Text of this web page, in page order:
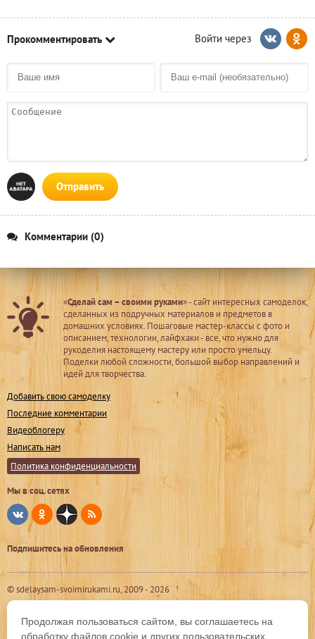
Прокомментировать
Отправить
Комментарии (0)
«Сделай сам – своими руками» - сайт интересных самоделок,
сделанных из подручных материалов и предметов в
домашних условиях. Пошаговые мастер-классы с фото и
описанием, технологии, лайфхаки - все, что нужно для
рукоделия настоящему мастеру или просто умельцу.
Поделки любой сложности, большой выбор направлений и
идей для творчества.
Добавить свою самоделку
Последние комментарии
Видеоблогеру
Написать нам
Политика конфиденциальности
Мы в соц. сетях
Подпишитесь на обновления
© sdelaysam-svoimirukami.ru, 2009 - 2026
Продолжая пользоваться сайтом, вы соглашаетесь на
обработку файлов cookie и других пользовательских